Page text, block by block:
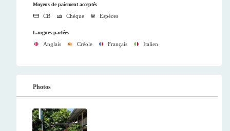
Moyens de paiement acceptés
CB Chèque Espèces
Langues parlées
Anglais Créole Français Italien
Photos